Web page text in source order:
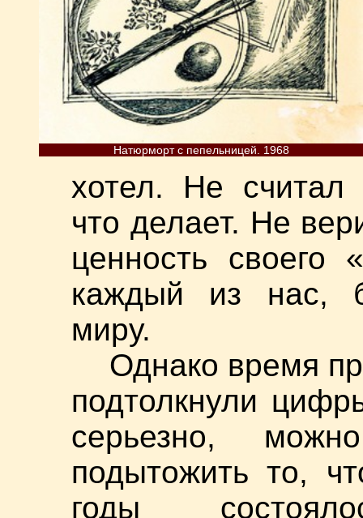
Натюрморт с пепельницей. 1968
хотел. Не считал
что делает. Не
ценность своего
каждый из нас,
миру.
Однако время
подтолкнули
серьезно,
подытожить то,
годы